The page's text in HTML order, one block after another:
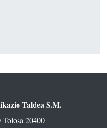
Taldea S.M.
Tolosa 20400